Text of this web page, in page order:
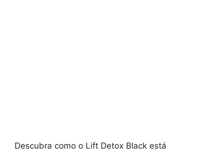
Descubra como o Lift Detox Black está